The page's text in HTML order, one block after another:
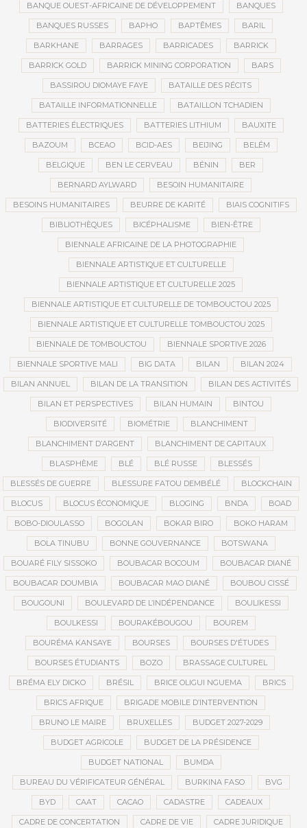
BANQUE OUEST-AFRICAINE DE DÉVELOPPEMENT BANQUES
BANQUES RUSSES BAPHO BAPTÊMES BARIL
BARKHANE BARRAGES BARRICADES BARRICK
BARRICK GOLD BARRICK MINING CORPORATION BARS
BASSIROU DIOMAYE FAYE BATAILLE DES RÉCITS
BATAILLE INFORMATIONNELLE BATAILLON TCHADIEN
BATTERIES ÉLECTRIQUES BATTERIES LITHIUM BAUXITE
BAZOUM BCEAO BCID-AES BEIJING BELÉM
BELGIQUE BEN LE CERVEAU BÉNIN BER
BERNARD AYLWARD BESOIN HUMANITAIRE
BESOINS HUMANITAIRES BEURRE DE KARITÉ BIAIS COGNITIFS
BIBLIOTHÈQUES BICÉPHALISME BIEN-ÊTRE
BIENNALE AFRICAINE DE LA PHOTOGRAPHIE
BIENNALE ARTISTIQUE ET CULTURELLE
BIENNALE ARTISTIQUE ET CULTURELLE 2025
BIENNALE ARTISTIQUE ET CULTURELLE DE TOMBOUCTOU 2025
BIENNALE ARTISTIQUE ET CULTURELLE TOMBOUCTOU 2025
BIENNALE DE TOMBOUCTOU BIENNALE SPORTIVE 2026
BIENNALE SPORTIVE MALI BIG DATA BILAN BILAN 2024
BILAN ANNUEL BILAN DE LA TRANSITION BILAN DES ACTIVITÉS
BILAN ET PERSPECTIVES BILAN HUMAIN BINTOU
BIODIVERSITÉ BIOMÉTRIE BLANCHIMENT
BLANCHIMENT D’ARGENT BLANCHIMENT DE CAPITAUX
BLASPHÈME BLÉ BLÉ RUSSE BLESSÉS
BLESSÉS DE GUERRE BLESSURE FATOU DEMBÉLÉ BLOCKCHAIN
BLOCUS BLOCUS ÉCONOMIQUE BLOGING BNDA BOAD
BOBO-DIOULASSO BOGOLAN BOKAR BIRO BOKO HARAM
BOLA TINUBU BONNE GOUVERNANCE BOTSWANA
BOUARÉ FILY SISSOKO BOUBACAR BOCOUM BOUBACAR DIANÉ
BOUBACAR DOUMBIA BOUBACAR MAO DIANÉ BOUBOU CISSÉ
BOUGOUNI BOULEVARD DE L’INDÉPENDANCE BOULIKESSI
BOULKESSI BOURAKÉBOUGOU BOUREM
BOURÉMA KANSAYE BOURSES BOURSES D'ÉTUDES
BOURSES ÉTUDIANTS BOZO BRASSAGE CULTUREL
BRÉMA ELY DICKO BRÉSIL BRICE OLIGUI NGUEMA BRICS
BRICS AFRIQUE BRIGADE MOBILE D’INTERVENTION
BRUNO LE MAIRE BRUXELLES BUDGET 2027-2029
BUDGET AGRICOLE BUDGET DE LA PRÉSIDENCE
BUDGET NATIONAL BUMDA
BUREAU DU VÉRIFICATEUR GÉNÉRAL BURKINA FASO BVG
BYD CAAT CACAO CADASTRE CADEAUX
CADRE DE CONCERTATION CADRE DE VIE CADRE JURIDIQUE